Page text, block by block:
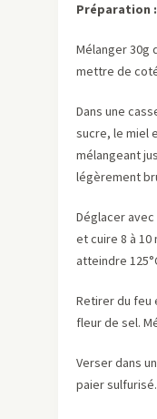
Préparation :
Mélanger 30g
mettre de
Dans une
sucre, le miel
mélangeant
légèrement
Déglacer
et cuire 8 à 10
atteindre
Retirer du feu
fleur de sel.
Verser dans
paier sulfurisé.